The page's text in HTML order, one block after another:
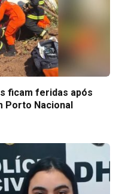
ficam feridas após
Porto Nacional